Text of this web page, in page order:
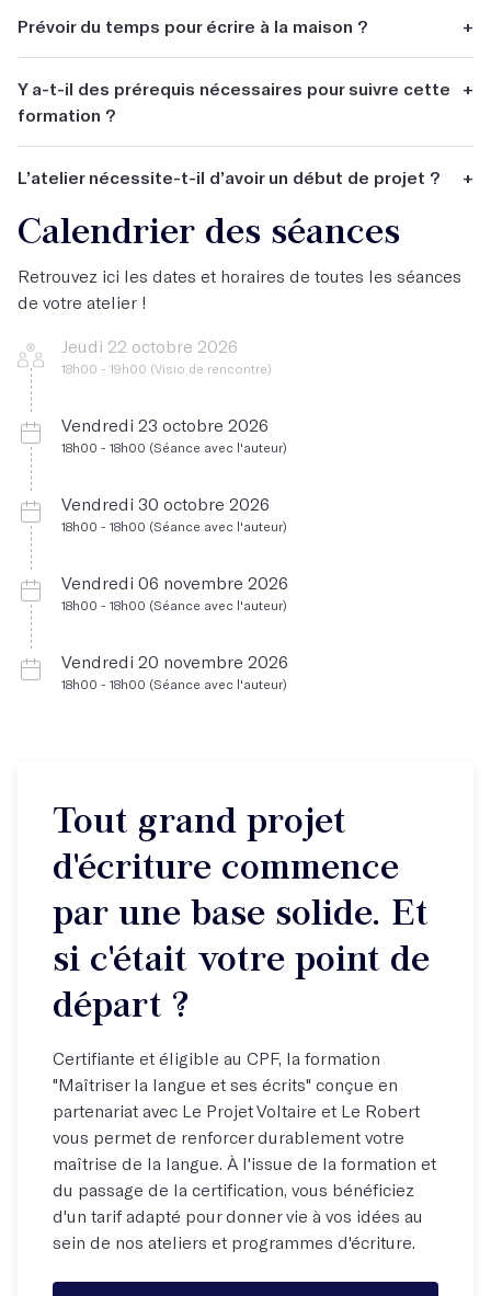
Prévoir du temps pour écrire à la maison ?
+
Y a-t-il des prérequis nécessaires pour suivre cette
formation ?
+
L’atelier nécessite-t-il d’avoir un début de projet ?
+
Non.
Calendrier des séances
Retrouvez ici les dates et horaires de toutes les séances
de votre atelier !
Jeudi 22 octobre 2026
18h00 - 19h00 (Visio de rencontre)
Vendredi 23 octobre 2026
18h00 - 18h00 (Séance avec l'auteur)
Vendredi 30 octobre 2026
18h00 - 18h00 (Séance avec l'auteur)
Vendredi 06 novembre 2026
18h00 - 18h00 (Séance avec l'auteur)
Vendredi 20 novembre 2026
18h00 - 18h00 (Séance avec l'auteur)
Tout grand projet
d'écriture commence
par une base solide. Et
si c'était votre point de
départ ?
Certifiante et éligible au CPF, la formation
"Maîtriser la langue et ses écrits" conçue en
partenariat avec Le Projet Voltaire et Le Robert
vous permet de renforcer durablement votre
maîtrise de la langue. À l'issue de la formation et
du passage de la certification, vous bénéficiez
d'un tarif adapté pour donner vie à vos idées au
sein de nos ateliers et programmes d'écriture.